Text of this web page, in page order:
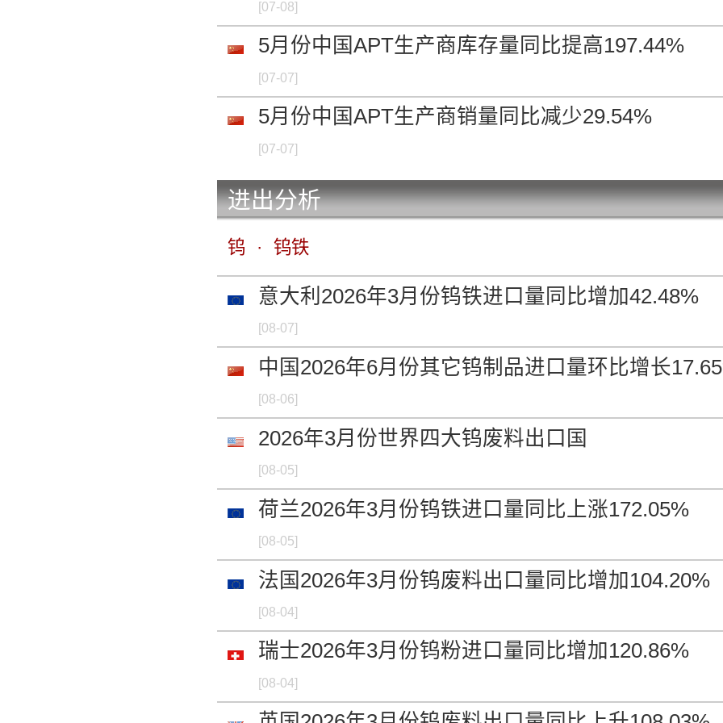
[07-08]
5月份中国APT生产商库存量同比提高197.44%
[07-07]
5月份中国APT生产商销量同比减少29.54%
[07-07]
进出分析
钨 · 钨铁
意大利2026年3月份钨铁进口量同比增加42.48%
[08-07]
中国2026年6月份其它钨制品进口量环比增长
[08-06]
2026年3月份世界四大钨废料出口国
[08-05]
荷兰2026年3月份钨铁进口量同比上涨172.05%
[08-05]
法国2026年3月份钨废料出口量同比增加104.20%
[08-04]
瑞士2026年3月份钨粉进口量同比增加120.86%
[08-04]